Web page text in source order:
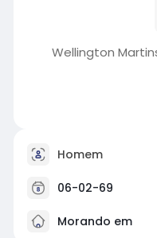
Wellington
Homem
06-02-69
Morando em